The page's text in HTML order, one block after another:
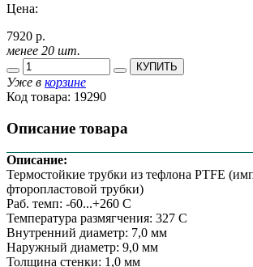
Цена:
7920 р.
менее 20 шт.
КУПИТЬ
Уже в корзине
Код товара: 19290
Описание товара
Описание:
Термостойкие трубки из тефлона PTFE
фторопластовой трубки)
Раб. темп: -60...+260 С
Температура размягчения: 327 С
Внутренний диаметр: 7,0 мм
Наружный диаметр: 9,0 мм
Толщина стенки: 1,0 мм